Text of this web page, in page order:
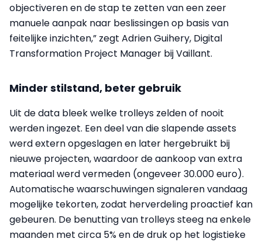
objectiveren en de stap te zetten van een zeer
manuele aanpak naar beslissingen op basis van
feitelijke inzichten,” zegt Adrien Guihery, Digital
Transformation Project Manager bij Vaillant.
Minder stilstand, beter gebruik
Uit de data bleek welke trolleys zelden of nooit
werden ingezet. Een deel van die slapende assets
werd extern opgeslagen en later hergebruikt bij
nieuwe projecten, waardoor de aankoop van extra
materiaal werd vermeden (ongeveer 30.000 euro).
Automatische waarschuwingen signaleren vandaag
mogelijke tekorten, zodat herverdeling proactief kan
gebeuren. De benutting van trolleys steeg na enkele
maanden met circa 5% en de druk op het logistieke